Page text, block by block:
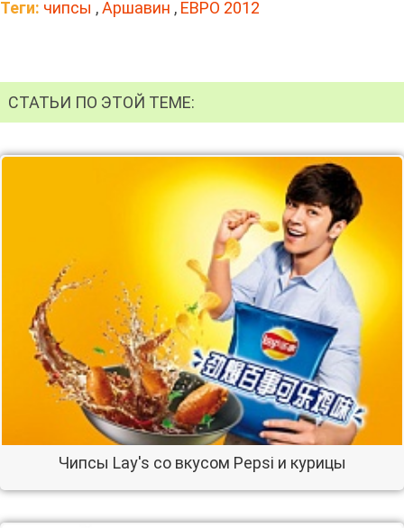
Теги: чипсы ,Аршавин , ЕВРО 2012
СТАТЬИ ПО ЭТОЙ ТЕМЕ:
Чипсы Lay's со вкусом Pepsi и курицы